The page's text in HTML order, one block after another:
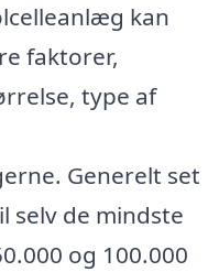
kan
faktorer,
type af
Generelt set
selv de mindste
og 100.000